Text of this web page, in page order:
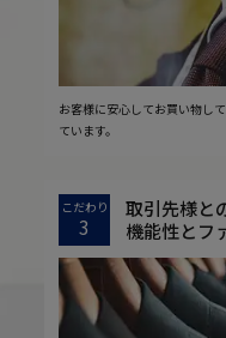
お客様に安心してお買い物し
ています。
こだわり
3
取引先様と
機能性とフ